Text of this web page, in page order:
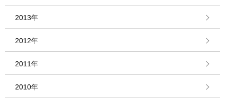
2013年
2012年
2011年
2010年